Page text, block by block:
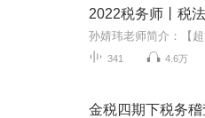
2022税务师丨税
341 4.6万
金税四期下税务